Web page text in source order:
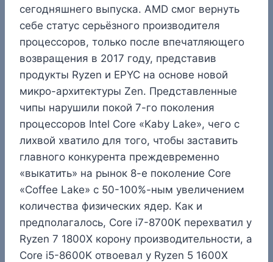
сегодняшнего выпуска. AMD смог вернуть
себе статус серьёзного производителя
процессоров, только после впечатляющего
возвращения в 2017 году, представив
продукты Ryzen и EPYC на основе новой
микро-архитектуры Zen. Представленные
чипы нарушили покой 7-го поколения
процессоров Intel Core «Kaby Lake», чего с
лихвой хватило для того, чтобы заставить
главного конкурента преждевременно
«выкатить» на рынок 8-е поколение Core
«Coffee Lake» с 50-100%-ным увеличением
количества физических ядер. Как и
предполагалось, Core i7-8700K перехватил у
Ryzen 7 1800X корону производительности, а
Core i5-8600K отвоевал у Ryzen 5 1600X